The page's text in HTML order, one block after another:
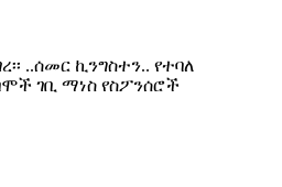
..ሰመር ኪንግስተን.. የተባለ
ገቢ ማነስ የስፖንሰሮች